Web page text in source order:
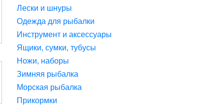
Лески и шнуры
Одежда для рыбалки
Инструмент и аксессуары
Ящики, сумки, тубусы
Ножи, наборы
Зимняя рыбалка
Морская рыбалка
Прикормки